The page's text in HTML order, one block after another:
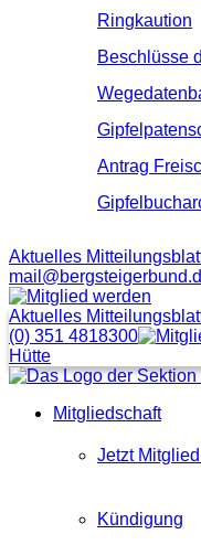
Ringkaution
Beschlüsse
Antrag
Aktuelles
Klick
auf
Link
man
Aktuelles
(0) 351 4818300
Hütte
Mitgliedschaft
Jetzt
Kündigung